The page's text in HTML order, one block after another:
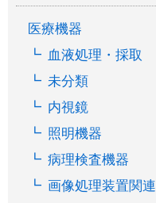
医療機器
血液処理・採取
未分類
内視鏡
照明機器
病理検査機器
画像処理装置関連